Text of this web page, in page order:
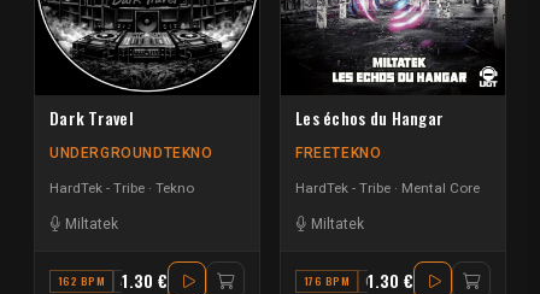
Dark Travel
UNDERGROUNDTEKNO
HardTek - Tribe Tekno
Miltatek
162 BPM A# MINOR
1.30 €
Les échos du Hangar
FREETEKNO
HardTek - Tribe Mental Core
Miltatek
176 BPM G# MAJOR
1.30 €